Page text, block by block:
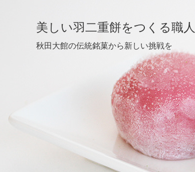
美しい羽二重餅をつくる職
秋田大館の伝統銘菓から新しい挑戦を